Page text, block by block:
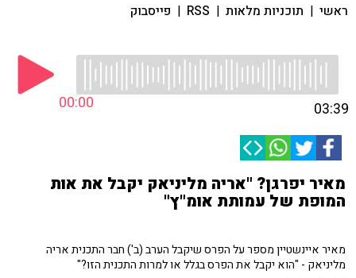
ראשי | תוכניות מלאות |
RSS
| פייסבוק
00:00 03:39
מאיר יפרגן? "אריה מליניאק יקבל את אות
המופת של עמותת אומ"ץ"
מאיר איינשטיין מספר על הפרס שיקבל הערב (ב') חבר התכנית אריה
מליניאק - "הוא יקבל את הפרס בגלל או למרות התכנית הזו?"